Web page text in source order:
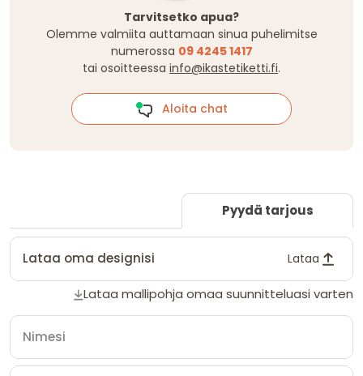
Tarvitsetko apua?
Olemme valmiita auttamaan sinua puhelimitse
numerossa 09 4245 1417
tai osoitteessa info@ikastetiketti.fi.
Aloita chat
Pyydä tarjous
Lataa oma designisi Lataa
Lataa mallipohja omaa suunnitteluasi varten